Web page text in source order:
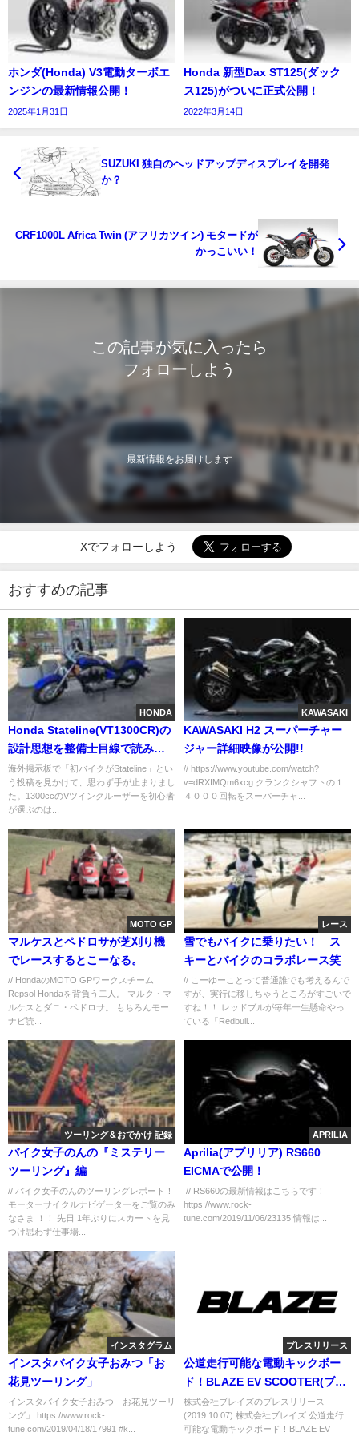
ホンダ(Honda) V3電動ターボエ
ンジンの最新情報公開！
2025年1月31日
Honda 新型Dax ST125(ダック
ス125)がついに正式公開！
2022年3月14日
SUZUKI 独自のヘッドアップディスプレイを開発
か？
CRF1000L Africa Twin (アフリカツイン) モタードが
かっこいい！
この記事が気に入ったら
フォローしよう
最新情報をお届けします
Xでフォローしよう
おすすめの記事
HONDA
Honda Stateline(VT1300CR)の
設計思想を整備士目線で読み解
く
海外掲示板で「初バイクがStateline」とい
う投稿を見かけて、思わず手が止まりまし
た。1300ccのVツインクルーザーを初心者
が選ぶのは...
KAWASAKI
KAWASAKI H2 スーパーチャー
ジャー詳細映像が公開!!
// https://www.youtube.com/watch?
v=dRXIMQm6xcg クランクシャフトの１
４０００回転をスーパーチャ...
MOTO GP
マルケスとペドロサが芝刈り機
でレースするとこーなる。
// HondaのMOTO GPワークスチーム
Repsol Hondaを背負う二人。 マルク・マ
ルケスとダニ・ペドロサ。 もちろんモー
ナビ読...
レース
雪でもバイクに乗りたい！ ス
キーとバイクのコラボレース笑
// こーゆーことって普通誰でも考えるんで
すが、実行に移しちゃうところがすごいで
すね！！ レッドブルが毎年一生懸命やっ
ている「Redbull...
ツーリング＆おでかけ 記録
バイク女子のんの『ミステリー
ツーリング』編
// バイク女子のんのツーリングレポート！
モーターサイクルナビゲーターをご覧のみ
なさま ！！ 先日 1年ぶりにスカートを見
つけ思わず仕事場...
APRILIA
Aprilia(アプリリア) RS660
EICMAで公開！
// RS660の最新情報はこちらです！
https://www.rock-
tune.com/2019/11/06/23135 情報は...
インスタグラム
インスタバイク女子おみつ「お
花見ツーリング」
インスタバイク女子おみつ「お花見ツーリ
ング」⁣ https://www.rock-
tune.com/2019/04/18/17991⁣ #k...
プレスリリース
公道走行可能な電動キックボー
ド！BLAZE EV SCOOTER(ブレ
イズEVスクーター)の先行予約が
大好調、予約殺到中！
株式会社ブレイズのプレスリリース
(2019.10.07) 株式会社ブレイズ 公道走行
可能な電動キックボード！BLAZE EV